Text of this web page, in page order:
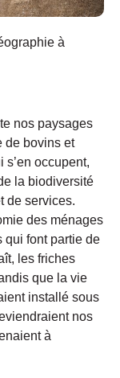
à
nos paysages
de bovins et
s’en occupent,
la biodiversité
de services.
des ménages
qui font partie de
les friches
que la vie
installé sous
nos
à